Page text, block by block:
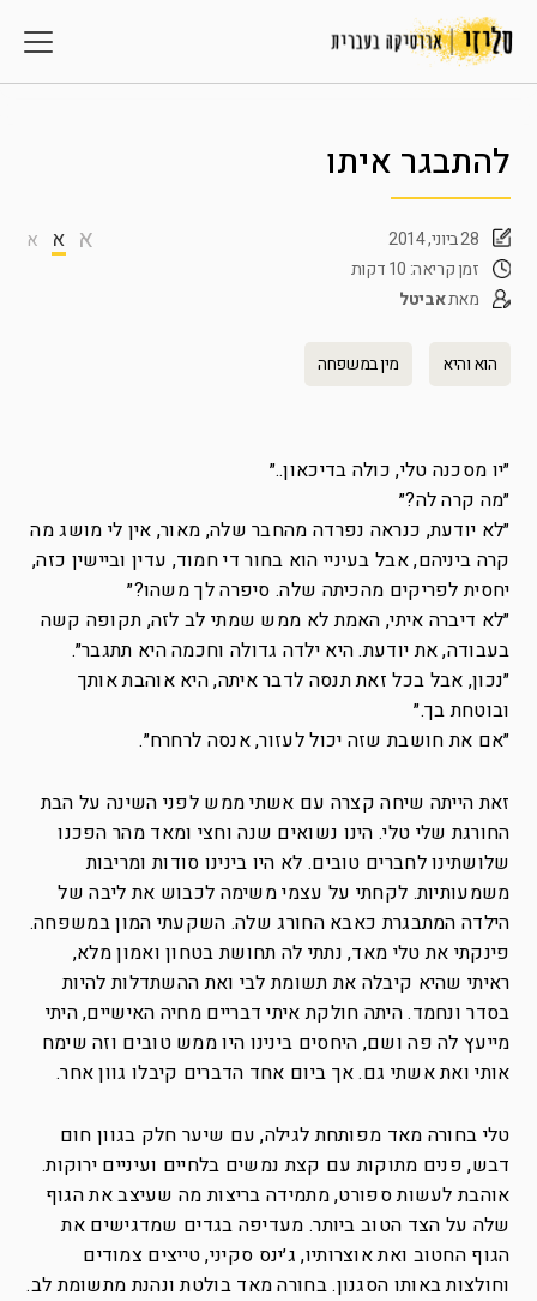
להתבגר איתו
א א א
28 ביוני, 2014
זמן קריאה: 10 דקות
מאתאביטל
הוא והיא מין במשפחה
״יו מסכנה טלי, כולה בדיכאון..״
״מה קרה לה?״
״לא יודעת, כנראה נפרדה מהחבר שלה, מאור, אין לי מושג מה
קרה ביניהם, אבל בעיניי הוא בחור די חמוד, עדין וביישין כזה,
יחסית לפריקים מהכיתה שלה. סיפרה לך משהו?״
״לא דיברה איתי, האמת לא ממש שמתי לב לזה, תקופה קשה
בעבודה, את יודעת. היא ילדה גדולה וחכמה היא תתגבר״.
״נכון, אבל בכל זאת תנסה לדבר איתה, היא אוהבת אותך
ובוטחת בך.״
״אם את חושבת שזה יכול לעזור, אנסה לרחרח״.
זאת הייתה שיחה קצרה עם אשתי ממש לפני השינה על הבת
החורגת שלי טלי. הינו נשואים שנה וחצי ומאד מהר הפכנו
שלושתינו לחברים טובים. לא היו בינינו סודות ומריבות
משמעותיות. לקחתי על עצמי משימה לכבוש את ליבה של
הילדה המתבגרת כאבא החורג שלה. השקעתי המון במשפחה.
פינקתי את טלי מאד, נתתי לה תחושת בטחון ואמון מלא,
ראיתי שהיא קיבלה את תשומת לבי ואת ההשתדלות להיות
בסדר ונחמד. היתה חולקת איתי דבריים מחיה האישיים, היתי
מייעץ לה פה ושם, היחסים בינינו היו ממש טובים וזה שימח
אותי ואת אשתי גם. אך ביום אחד הדברים קיבלו גוון אחר.
טלי בחורה מאד מפותחת לגילה, עם שיער חלק בגוון חום
דבש, פנים מתוקות עם קצת נמשים בלחיים ועיניים ירוקות.
אוהבת לעשות ספורט, מתמידה בריצות מה שעיצב את הגוף
שלה על הצד הטוב ביותר. מעדיפה בגדים שמדגישים את
הגוף החטוב ואת אוצרותיו, ג׳ינס סקיני, טייצים צמודים
וחולצות באותו הסגנון. בחורה מאד בולטת ונהנת מתשומת לב.